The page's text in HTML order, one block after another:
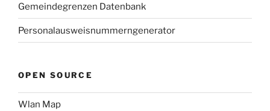
Gemeindegrenzen Datenbank
Personalausweisnummerngenerator
OPEN SOURCE
Wlan Map